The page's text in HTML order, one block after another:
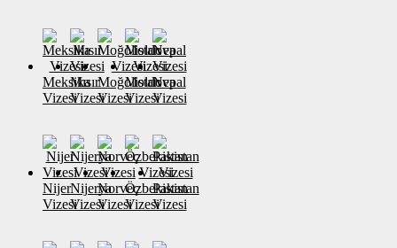
Meksika
Vizesi
Mısır
Vizesi
Moğolistan
Vizesi
Moldova
Vizesi
Nepal
Vizesi
Nijer
Vizesi
Nijerya
Vizesi
Norveç
Vizesi
Özbekistan
Vizesi
Pakistan
Vizesi